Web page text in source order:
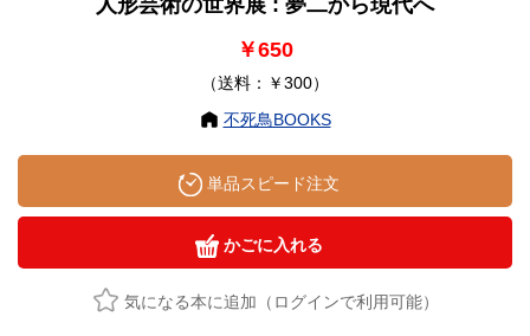
人形芸術の世界展 : 夢二から現代へ
￥650
（送料：￥300）
不死鳥BOOKS
単品スピード注文
かごに入れる
気になる本に追加（ログインで利用可能）